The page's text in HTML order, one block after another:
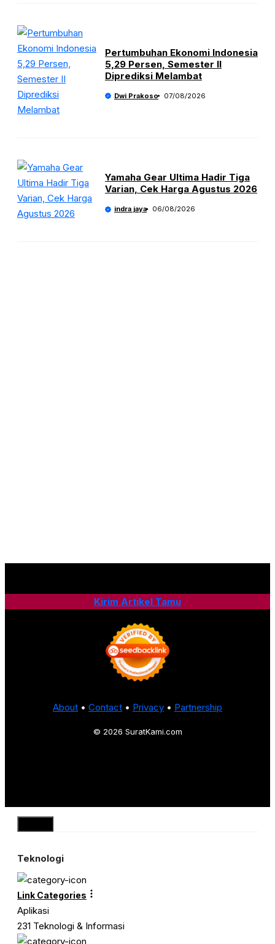
Pertumbuhan Ekonomi Indonesia
5,29 Persen, Semester II
Diprediksi Melambat
Dwi Prakoso 07/08/2026
Yamaha Gear Ultima Hadir Tiga
Varian, Cek Harga Agustus 2026
indra jaya 06/08/2026
Kirim Artikel Tamu
About • Contact • Privacy • Partnership
© 2026 SuratKami.com
Close
Teknologi
Link Categories
Aplikasi
231 Teknologi & Informasi